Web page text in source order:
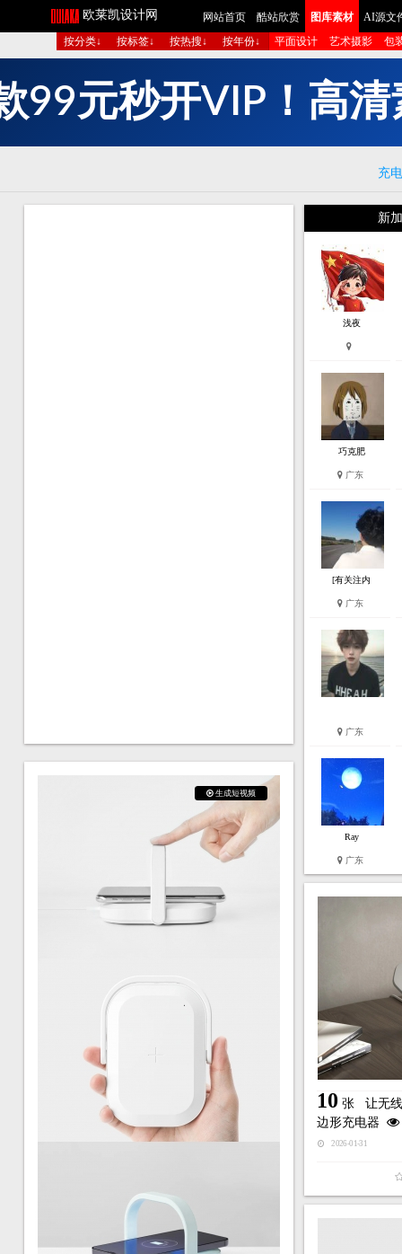
欧莱凯设计网 网站首页 酷站欣赏 图库素材
AI源文
按分类↓
按标签↓ 按热搜↓ 按年份↓ 平面设计 艺术摄影 包
V I P ！ 高清
多 组 图
充
新
浅夜
巧克肥
广东
[有关注内
广东
广东
Ray
广东
生成短视频
10 张 让无
边形充电器
2026-01-31